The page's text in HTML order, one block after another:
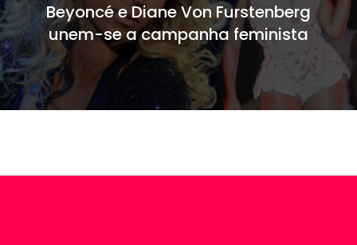
Beyoncé e Diane Von Furstenberg
unem-se a campanha feminista